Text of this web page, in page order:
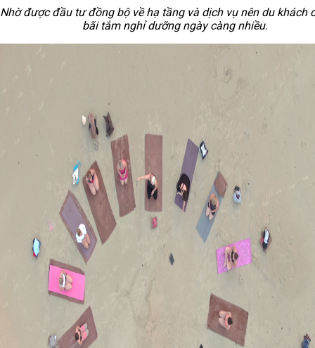
Nhờ được đầu tư đồng bộ về hạ tầng và dịch vụ nên du khách
bãi tắm nghỉ dưỡng ngày càng nhiều.